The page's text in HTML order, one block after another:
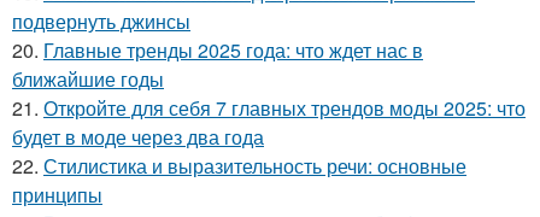
подвернуть джинсы
20. Главные тренды 2025 года: что ждет нас в
ближайшие годы
21. Откройте для себя 7 главных трендов моды 2025: что
будет в моде через два года
22. Стилистика и выразительность речи: основные
принципы